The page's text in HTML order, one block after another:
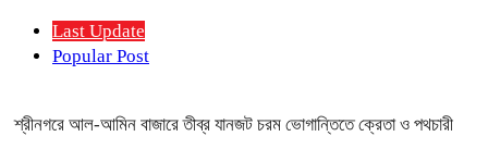
Last Update
Popular Post
শ্রীনগরে আল-আমিন বাজারে তীব্র যানজট চরম ভোগান্তিতে ক্রেতা ও পথচারী